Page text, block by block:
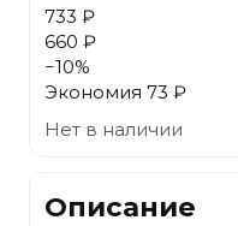
733 ₽
660 ₽
−10%
Экономия 73 ₽
Нет в наличии
Описание